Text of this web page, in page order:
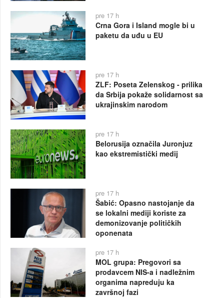
pre 17 h
Crna Gora i Island mogle bi u
paketu da uđu u EU
pre 17 h
ZLF: Poseta Zelenskog - prilika
da Srbija pokaže solidarnost sa
ukrajinskim narodom
pre 17 h
Belorusija označila Juronjuz
kao ekstremistički medij
pre 17 h
Šabić: Opasno nastojanje da
se lokalni mediji koriste za
demonizovanje političkih
oponenata
pre 17 h
MOL grupa: Pregovori sa
prodavcem NIS-a i nadležnim
organima napreduju ka
završnoj fazi